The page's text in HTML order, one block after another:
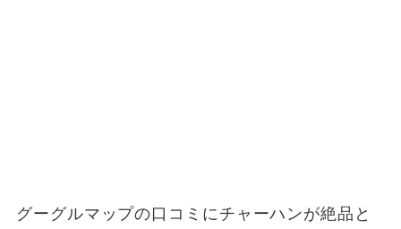
グーグルマップの口コミにチャーハンが絶品と